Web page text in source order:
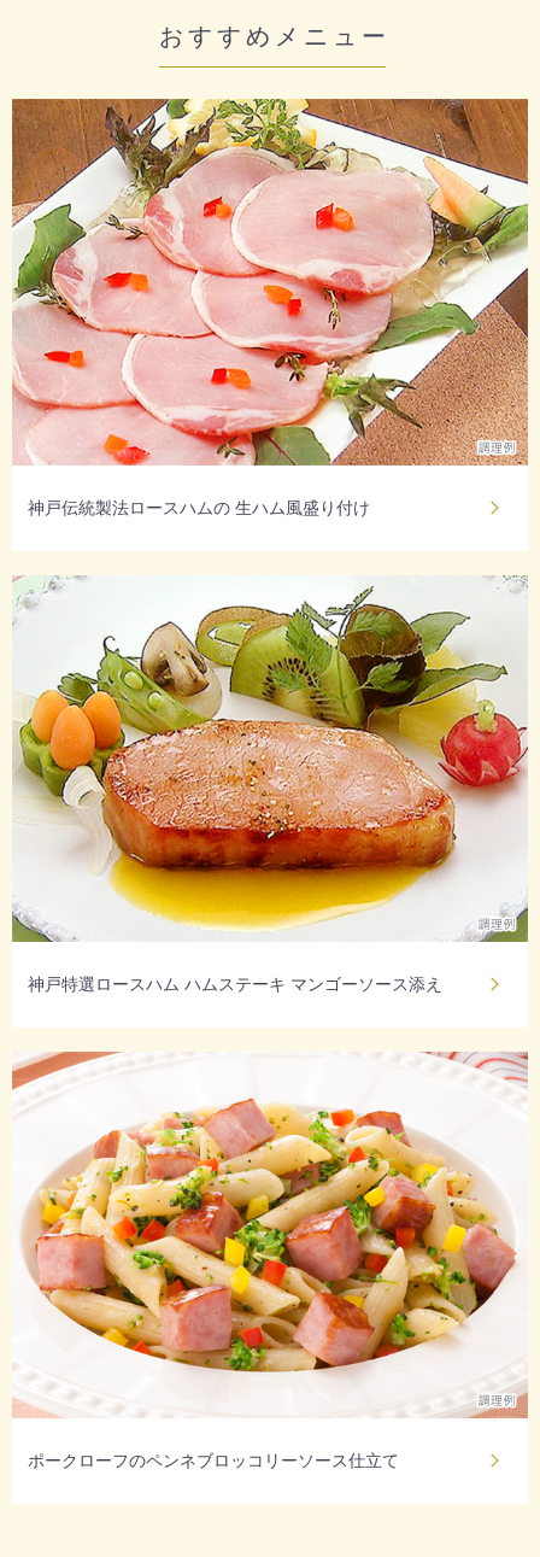
おすすめメニュー
神戸伝統製法ロースハムの 生ハム風盛り付け
神戸特選ロースハム ハムステーキ マンゴーソース添え
ポークローフのペンネブロッコリーソース仕立て